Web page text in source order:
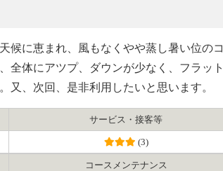
候に恵まれ、風もなくやや蒸し暑い位の
全体にアツプ、ダウンが少なく、フラッ
又、次回、是非利用したいと思います。
サービス・接客等
(3)
コース メンテナンス